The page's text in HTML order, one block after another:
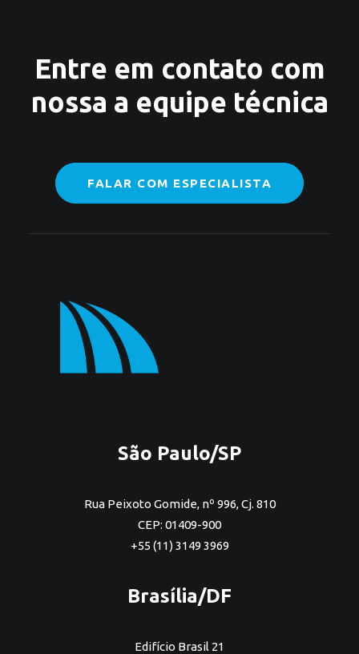
Entre em contato com
nossa a equipe técnica
FALAR COM ESPECIALISTA
São Paulo/SP
Rua Peixoto Gomide, nº 996, Cj. 810
CEP: 01409-900
+55 (11) 3149 3969
Brasília/DF
Edifício Brasil 21